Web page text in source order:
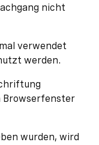
nicht
verwendet
werden.
Browserfenster
wurden, wird